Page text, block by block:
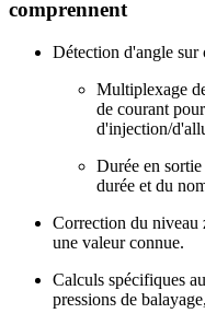
comprennent
Détection d'angle sur
Multiplexage
de courant
d'injection/
Durée en
durée et du
Correction du niveau
une valeur connue.
Calculs spécifiques
pressions de